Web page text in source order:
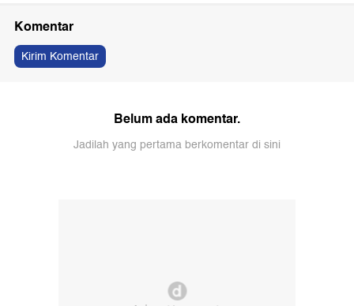
Komentar
Kirim Komentar
Belum ada komentar.
Jadilah yang pertama berkomentar di sini